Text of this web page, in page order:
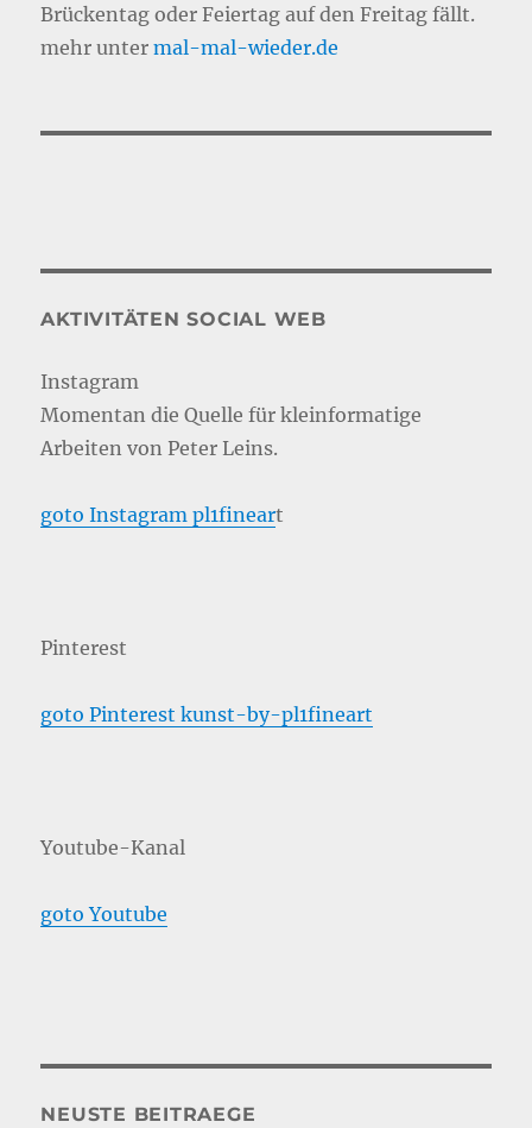
Brückentag oder Feiertag auf den Freitag fällt.
mehr untermal-mal-wieder.de
AKTIVITÄTEN SOCIAL WEB
Instagram
Momentan die Quelle für kleinformatige
Arbeiten von Peter Leins.
goto Instagram pl1fineart
Pinterest
goto Pinterest kunst-by-pl1fineart
Youtube-Kanal
goto Youtube
NEUSTE BEITRAEGE